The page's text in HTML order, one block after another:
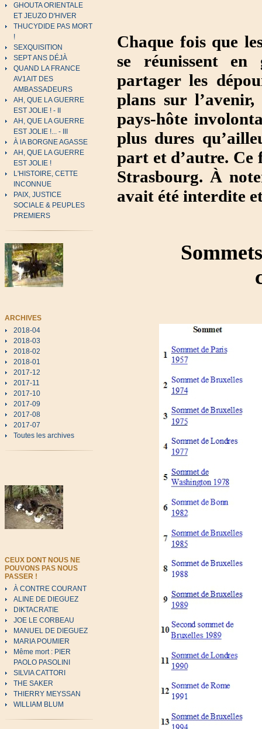
GHOUTA ORIENTALE
ET JEUZO D'HIVER
THUCYDIDE PAS MORT
!
SEXQUISITION
SEPT ANS DÉJÀ
QUAND LA FRANCE
AV1AIT DES
AMBASSADEURS
AH, QUE LA GUERRE
EST JOLIE ! - II
AH, QUE LA GUERRE
EST JOLIE !... - III
À lA BORGNE AGASSE
AH, QUE LA GUERRE
EST JOLIE !
L'HISTOIRE, CETTE
INCONNUE
PAIX, JUSTICE
SOCIALE & PEUPLES
PREMIERS
ARCHIVES
2018-04
2018-03
2018-02
2018-01
2017-12
2017-11
2017-10
2017-09
2017-08
2017-07
Toutes les archives
CEUX DONT NOUS NE
POUVONS PAS NOUS
PASSER !
À CONTRE COURANT
ALINE DE DIEGUEZ
DIKTACRATIE
JOE LE CORBEAU
MANUEL DE DIEGUEZ
MARIA POUMIER
Même mort : PIER
PAOLO PASOLINI
SILVIA CATTORI
THE SAKER
THIERRY MEYSSAN
WILLIAM BLUM
Chaque fois que
se réunissent en
partager les
plans sur l’avenir,
pays-hôte
plus dures
part et d’autre. Ce
Strasbourg. À
avait été interdite